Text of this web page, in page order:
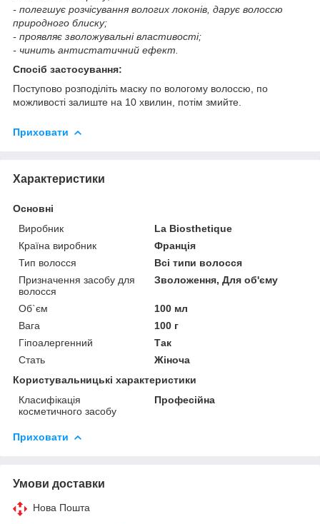
- полегшує розчісування вологих локонів, дарує волоссю
природного блиску;
- проявляє зволожувальні властивості;
- чинить антистатичний ефект.
Спосіб застосування:
Поступово розподіліть маску по вологому волоссю, по
можливості залиште на 10 хвилин, потім змийте.
Приховати
Характеристики
Основні
Виробник
La Biosthetique
Країна виробник
Франція
Тип волосся
Всі типи волосся
Призначення засобу для
волосся
Зволоження, Для об'єму
Об`єм
100 мл
Вага
100 г
Гіпоалергенний
Так
Стать
Жіноча
Користувальницькі характеристики
Класифікація
косметичного засобу
Професійна
Приховати
Умови доставки
Нова Пошта